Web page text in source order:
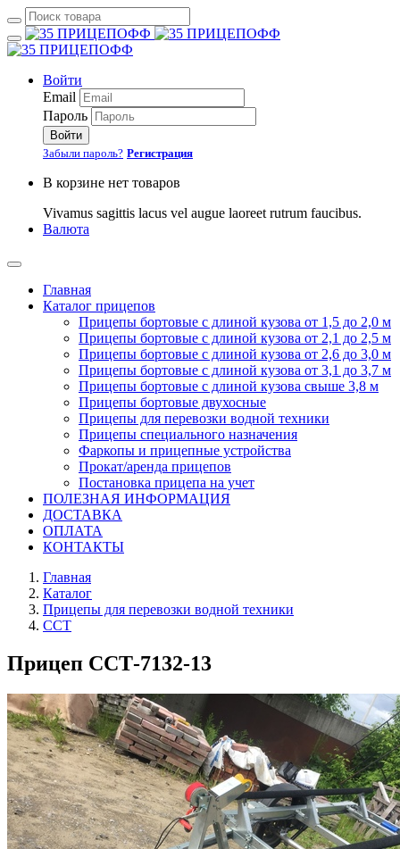
Войти
Email
Пароль
Войти
Забыли пароль? Регистрация
В корзине нет товаров
Vivamus sagittis lacus vel augue laoreet rutrum faucibus.
Валюта
Главная
Каталог прицепов
Прицепы бортовые с длиной кузова от 1,5 до 2,0 м
Прицепы бортовые с длиной кузова от 2,1 до 2,5 м
Прицепы бортовые с длиной кузова от 2,6 до 3,0 м
Прицепы бортовые с длиной кузова от 3,1 до 3,7 м
Прицепы бортовые с длиной кузова свыше 3,8 м
Прицепы бортовые двухосные
Прицепы для перевозки водной техники
Прицепы специального назначения
Фаркопы и прицепные устройства
Прокат/аренда прицепов
Постановка прицепа на учет
ПОЛЕЗНАЯ ИНФОРМАЦИЯ
ДОСТАВКА
ОПЛАТА
КОНТАКТЫ
Главная
Каталог
Прицепы для перевозки водной техники
ССТ
Прицеп ССТ-7132-13